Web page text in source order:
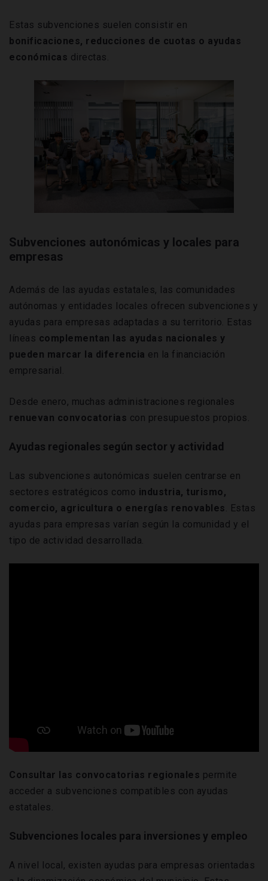
Estas subvenciones suelen consistir en
bonificaciones, reducciones de cuotas o ayudas
económicas directas.
Subvenciones autonómicas y locales para
empresas
Además de las ayudas estatales, las comunidades
autónomas y entidades locales ofrecen subvenciones y
ayudas para empresas adaptadas a su territorio. Estas
líneas complementan las ayudas nacionales y
pueden marcar la diferencia en la financiación
empresarial.
Desde enero, muchas administraciones regionales
renuevan convocatorias con presupuestos propios.
Ayudas regionales según sector y actividad
Las subvenciones autonómicas suelen centrarse en
sectores estratégicos como industria, turismo,
comercio, agricultura o energías renovables. Estas
ayudas para empresas varían según la comunidad y el
tipo de actividad desarrollada.
Consultar las convocatorias regionales permite
acceder a subvenciones compatibles con ayudas
estatales.
Subvenciones locales para inversiones y empleo
A nivel local, existen ayudas para empresas orientadas